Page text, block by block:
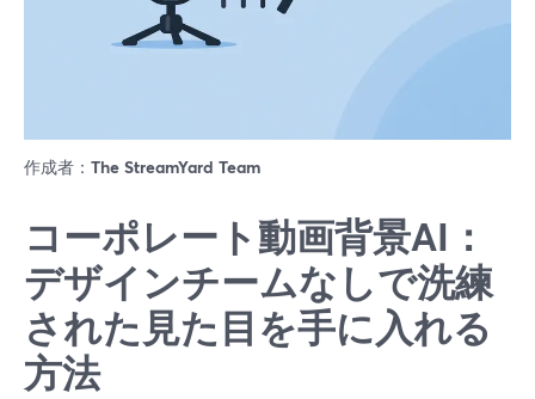
作成者： The StreamYard Team
コーポレート動画背景AI：
デザインチームなしで洗練
された見た目を手に入れる
方法